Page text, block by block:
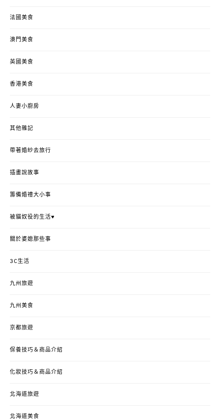
法國美食
澳門美食
英國美食
香港美食
人妻小廚房
其他雜記
帶著婚紗去旅行
插畫說故事
籌備婚禮大小事
被貓奴役的生活♥
關於婆媳那些事
3C生活
九州旅遊
九州美食
京都旅遊
保養技巧＆商品介紹
化妝技巧＆商品介紹
北海道旅遊
北海道美食